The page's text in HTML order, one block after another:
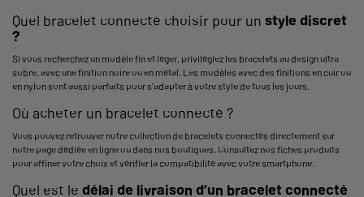
Quel bracelet connecté choisir pour un style discret
?
Si vous recherchez un modèle fin et léger, privilégiez les bracelets au design ultra
sobre, avec une finition noire ou en métal. Les modèles avec des finitions en cuir ou
en nylon sont aussi parfaits pour s’adapter à votre style de tous les jours.
Où acheter un bracelet connecté ?
Vous pouvez retrouver notre collection de bracelets connectés directement sur
notre page dédiée en ligne ou dans nos boutiques. Consultez nos fiches produits
pour affiner votre choix et vérifier la compatibilité avec votre smartphone.
Quel est le délai de livraison d’un bracelet connecté